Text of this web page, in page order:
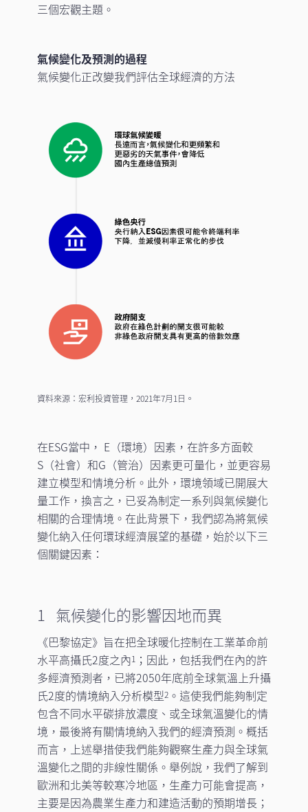
三個宏觀主題。
氣候變化及預測的過程
氣候變化正改變我們評估全球經濟的方法
資料來源：宏利投資管理，2021年7月1日。
在ESG當中， E（環境）因素，在許多方面較
S（社會）和G（管治）因素更可量化，並更容易
建立模型和情境分析。此外，環境領域已開展大
量工作，換言之，已妥為制定一系列與氣候變化
相關的合理情境。在此背景下，我們認為將氣候
變化納入任何環球經濟展望的基礎，始於以下三
個關鍵因素：
1 氣候變化的影響因地而異
《巴黎協定》旨在把全球暖化控制在工業革命前
水平高攝氏2度之內1；因此，包括我們在內的許
多經濟預測者，已將2050年底前全球氣溫上升攝
氏2度的情境納入分析模型2。這使我們能夠制定
包含不同水平碳排放濃度、或全球氣溫變化的情
境，最後將有關情境納入我們的經濟預測。概括
而言，上述舉措使我們能夠觀察生產力與全球氣
溫變化之間的非線性關係。舉例說，我們了解到
歐洲和北美等較寒冷地區，生產力可能會提高，
主要是因為農業生產力和建造活動的預期增長；